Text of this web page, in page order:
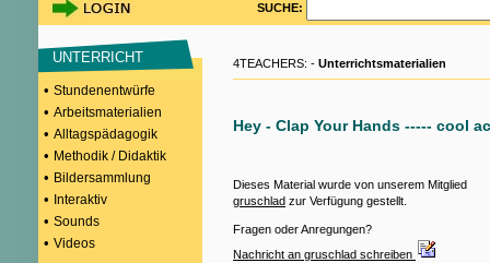
SUCHE:
UNTERRICHT
• Stundenentwürfe
• Arbeitsmaterialien
• Alltagspädagogik
• Methodik / Didaktik
• Bildersammlung
• Interaktiv
• Sounds
• Videos
4TEACHERS: - Unterrichtsmaterialien
Hey - Clap Your Hands ----- cool
Dieses Material wurde von unserem Mitglied
gruschlad zur Verfügung gestellt.
Fragen oder Anregungen?
Nachricht an gruschlad schreiben